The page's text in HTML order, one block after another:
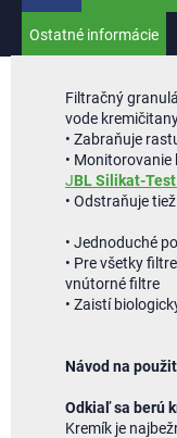
Ostatné informácie
Filtračný
vode
• Zabraňuje
•
JBL Silikat-
• Odstraňuje
• Jednoduché
• Pre všetky
vnútorné filtre
• Zaistí
Návod na
Odkiaľ sa berú
Kremík je